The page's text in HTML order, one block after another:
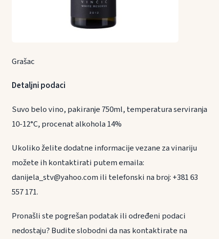
Grašac
Detaljni podaci
Suvo belo vino, pakiranje 750ml, temperatura serviranja
10-12°C, procenat alkohola 14%
Ukoliko želite dodatne informacije vezane za vinariju
možete ih kontaktirati putem emaila:
danijela_stv@yahoo.com ili telefonski na broj: +381 63
557 171.
Pronašli ste pogrešan podatak ili određeni podaci
nedostaju? Budite slobodni da nas kontaktirate na